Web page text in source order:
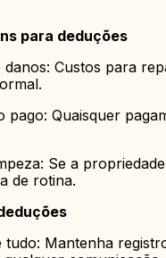
para deduções
danos: Custos para
pago: Quaisquer
Se a
de rotina.
tudo: Mantenha